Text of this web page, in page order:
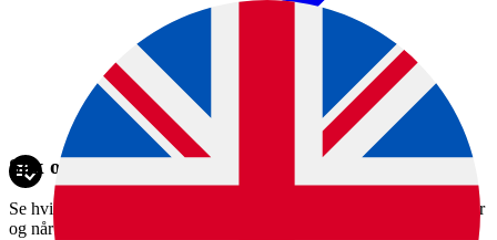
Søk om helsesertifikat
Se hvilken løsning du skal bruke når du søker, hva sertifikatet koster
og når sertifikatkontoret holder åpent.